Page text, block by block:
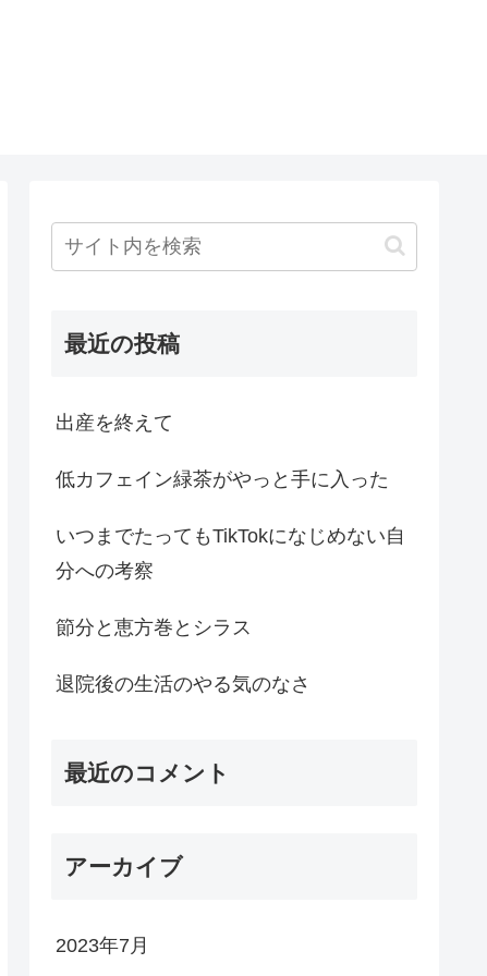
最近の投稿
出産を終えて
低カフェイン緑茶がやっと手に入った
いつまでたってもTikTokになじめない自
分への考察
節分と恵方巻とシラス
退院後の生活のやる気のなさ
最近のコメント
アーカイブ
2023年7月